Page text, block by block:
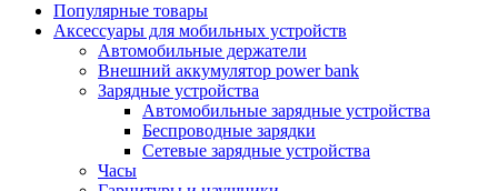
Популярные товары
Аксессуары для мобильных устройств
Автомобильные держатели
Внешний аккумулятор power bank
Зарядные устройства
Автомобильные зарядные устройства
Беспроводные зарядки
Сетевые зарядные устройства
Часы